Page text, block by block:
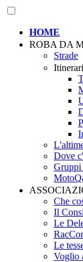
HOME
ROBA DA
Strade
Itinerari
Dove
Che
Il
Le
Le
Voglio